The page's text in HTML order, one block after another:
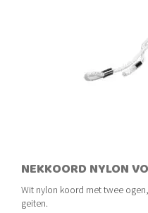
NEKKOORD NYLON
Wit nylon koord met twee
geiten.